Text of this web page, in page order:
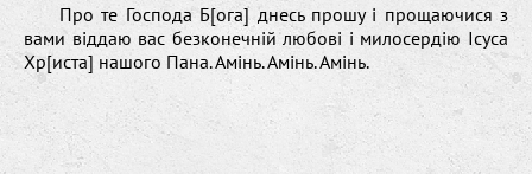
Про те Господа Б[ога] днесь прошу і прощаючися з
вами віддаю вас безконечній любові і милосердію Ісуса
Хр[иста] нашого Пана. Амінь. Амінь. Амінь.